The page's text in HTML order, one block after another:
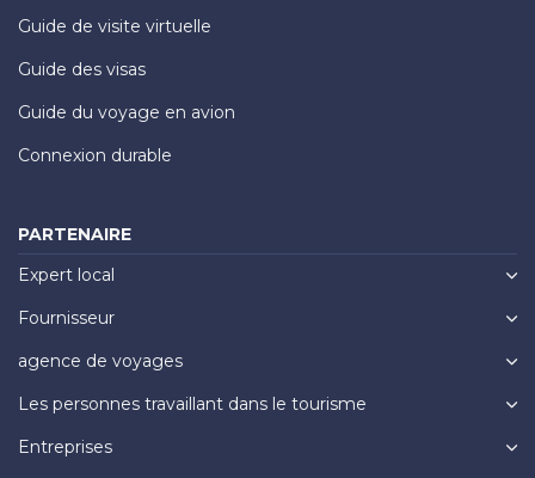
Guide de visite virtuelle
Guide des visas
Guide du voyage en avion
Connexion durable
PARTENAIRE
Expert local
Fournisseur
agence de voyages
Les personnes travaillant dans le tourisme
Entreprises